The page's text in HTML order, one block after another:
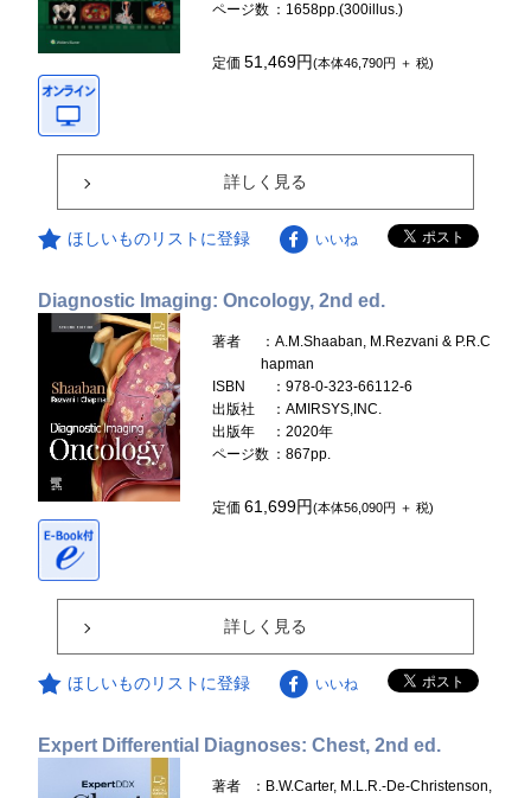
ページ数 ：1658pp.(300illus.)
定価51,469円(本体46,790円 ＋ 税)
詳しく見る
ほしいものリストに登録 いいね
Diagnostic Imaging: Oncology, 2nd ed.
著者
：A.M.Shaaban, M.Rezvani & P.R.C
hapman
ISBN
：978-0-323-66112-6
出版社
：AMIRSYS,INC.
出版年
：2020年
ページ数 ：867pp.
定価61,699円(本体56,090円 ＋ 税)
詳しく見る
ほしいものリストに登録 いいね
Expert Differential Diagnoses: Chest, 2nd ed.
著者
：B.W.Carter, M.L.R.-De-Christenson,